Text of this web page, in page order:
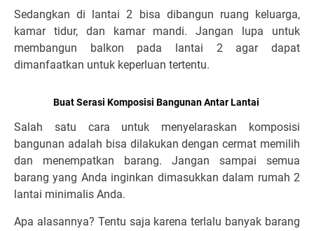
Sedangkan di lantai 2 bisa dibangun ruang keluarga,
kamar tidur, dan kamar mandi. Jangan lupa untuk
membangun balkon pada lantai 2 agar dapat
dimanfaatkan untuk keperluan tertentu.
Buat Serasi Komposisi Bangunan Antar Lantai
Salah satu cara untuk menyelaraskan komposisi
bangunan adalah bisa dilakukan dengan cermat memilih
dan menempatkan barang. Jangan sampai semua
barang yang Anda inginkan dimasukkan dalam rumah 2
lantai minimalis Anda.
Apa alasannya? Tentu saja karena terlalu banyak barang